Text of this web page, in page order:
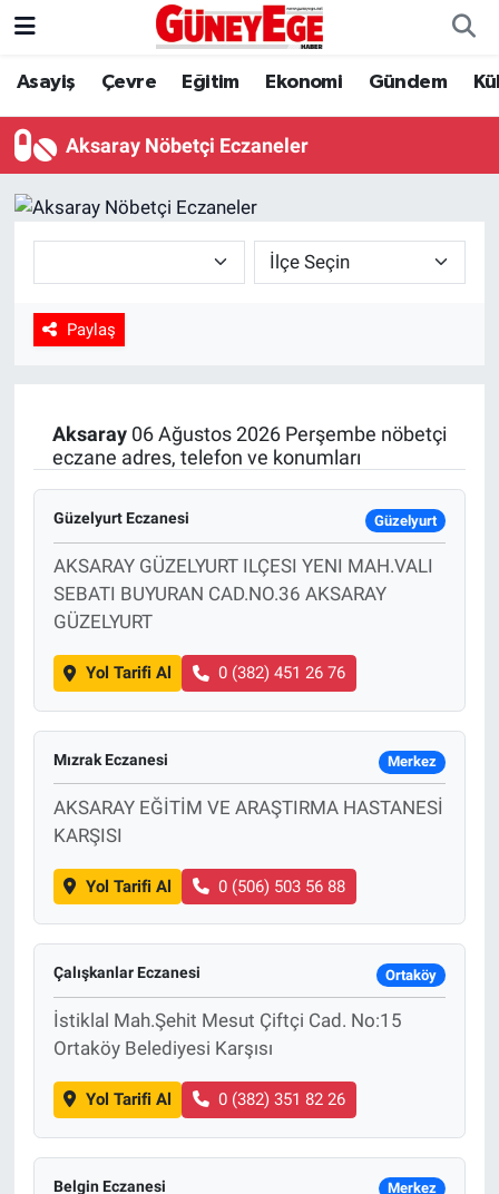
Asayiş Çevre Eğitim Ekonomi Gündem
Aksaray Nöbetçi Eczaneler
Paylaş
Aksaray06 Ağustos 2026 Perşembe nöbetçi
eczane adres, telefon ve konumları
Güzelyurt Eczanesi Güzelyurt
AKSARAY GÜZELYURT ILÇESI YENI MAH.VALI
SEBATI BUYURAN CAD.NO.36 AKSARAY
GÜZELYURT
Yol Tarifi Al 0 (382) 451 26 76
Mızrak Eczanesi Merkez
AKSARAY EĞİTİM VE ARAŞTIRMA HASTANESİ
KARŞISI
Yol Tarifi Al 0 (506) 503 56 88
Çalışkanlar Eczanesi Ortaköy
İstiklal Mah.Şehit Mesut Çiftçi Cad. No:15
Ortaköy Belediyesi Karşısı
Yol Tarifi Al 0 (382) 351 82 26
Belgin Eczanesi Merkez
Asayiş
Çevre
Eğitim
Gündem
Magazin
Sağlık
Spor
Yaşam
Tarım
İstanbul Hava Durumu
İstanbul Trafik Yoğunluk Haritası
Süper Lig Puan Durumu ve Fikstür
Son Dakika Haberleri